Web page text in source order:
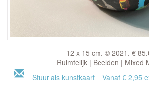
12 x 15 cm, © 2021, €
Ruimtelijk | Beelden | Mixed
Stuur als kunstkaart Vanaf € 2,95